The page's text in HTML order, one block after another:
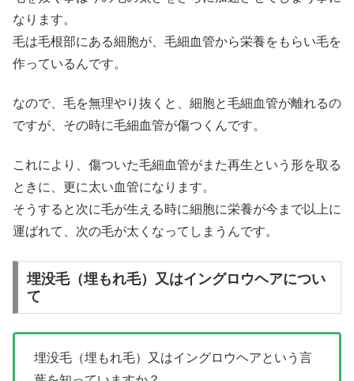
なります。
毛は毛根部にある細胞が、毛細血管から栄養をもらい毛を
作っているんです。
なので、毛を無理やり抜くと、細胞と毛細血管が離れるの
ですが、その時に毛細血管が傷つくんです。
これにより、傷ついた毛細血管がまた再生という形を取る
ときに、更に太い血管になります。
そうすると次に毛が生える時に細胞に栄養が今まで以上に
運ばれて、次の毛が太くなってしまうんです。
埋没毛（埋もれ毛）又はイングロウヘアについ
て
埋没毛（埋もれ毛）又はイングロウヘアという言